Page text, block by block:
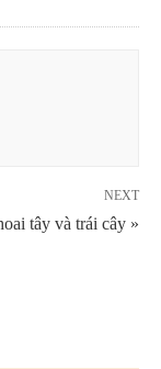
NEXT
tây và trái cây »